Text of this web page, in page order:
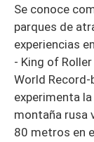
Se conoce
parques de
experiencias
- King of
World
experimenta
montaña rusa
80 metros en